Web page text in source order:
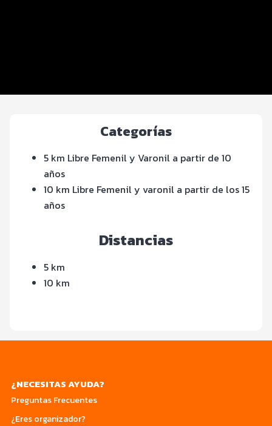
Categorías
5 km Libre Femenil y Varonil a partir de 10
años
10 km Libre Femenil y varonil a partir de los 15
años
Distancias
5 km
10 km
¿NECESITAS AYUDA?
Preguntas Frecuentes
¿Eres organizador?